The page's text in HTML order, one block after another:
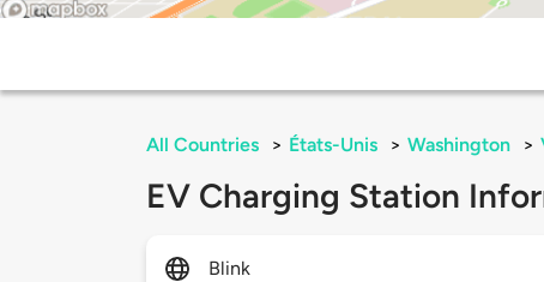
All Countries > États-Unis > Washington >
EV Charging Station
Blink